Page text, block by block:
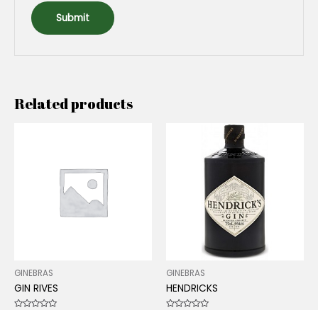
Related products
GINEBRAS
GIN RIVES
GINEBRAS
HENDRICKS